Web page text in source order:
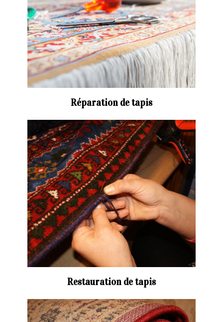
Réparation de tapis
Restauration de tapis